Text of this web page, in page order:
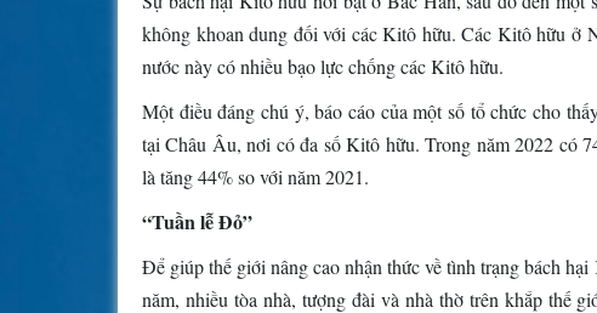
không khoan dung đối với các Kitô hữu. Các Kitô hữu ở
nước này có nhiều bạo lực chống các Kitô hữu.
Một điều đáng chú ý, báo cáo của một số tổ chức cho
tại Châu Âu, nơi có đa số Kitô hữu. Trong năm 2022 có
là tăng 44% so với năm 2021.
“Tuần lễ Đỏ”
Để giúp thế giới nâng cao nhận thức về tình trạng bách
năm, nhiều tòa nhà, tượng đài và nhà thờ trên khắp thế